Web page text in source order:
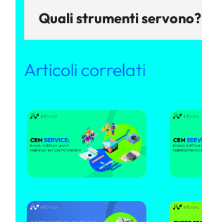
Quali strumenti servono?
Articoli correlati